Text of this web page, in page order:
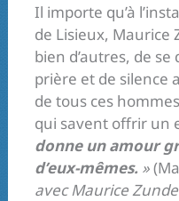
Il importe qu’à
de Lisieux, Maurice
bien d’autres, de
prière et de silence
de tous ces
qui savent offrir un
donne un amour
d’eux-mêmes. »
avec Maurice